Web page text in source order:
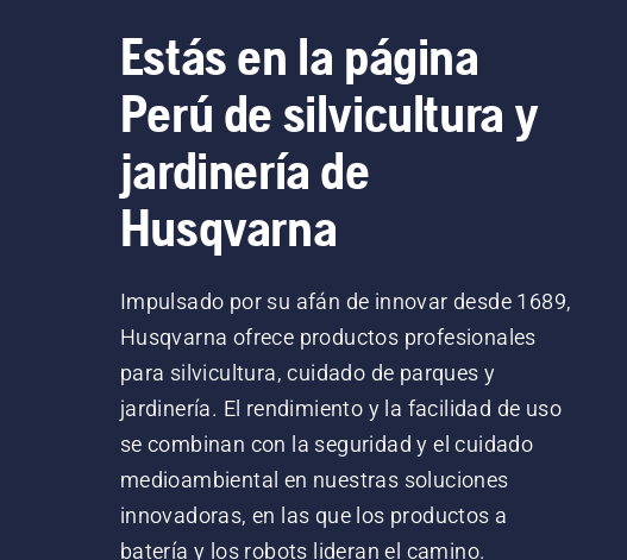
Estás en la página
Perú de silvicultura y
jardinería de
Husqvarna
Impulsado por su afán de innovar desde 1689,
Husqvarna ofrece productos profesionales
para silvicultura, cuidado de parques y
jardinería. El rendimiento y la facilidad de uso
se combinan con la seguridad y el cuidado
medioambiental en nuestras soluciones
innovadoras, en las que los productos a
batería y los robots lideran el camino.